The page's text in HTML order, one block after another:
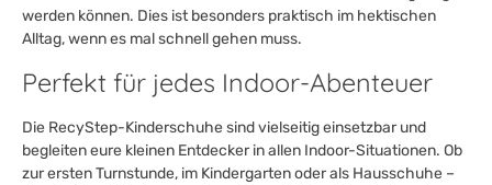
werden können. Dies ist besonders praktisch im hektischen
Alltag, wenn es mal schnell gehen muss.
Perfekt für jedes Indoor-Abenteuer
Die RecyStep-Kinderschuhe sind vielseitig einsetzbar und
begleiten eure kleinen Entdecker in allen Indoor-Situationen. Ob
zur ersten Turnstunde, im Kindergarten oder als Hausschuhe –